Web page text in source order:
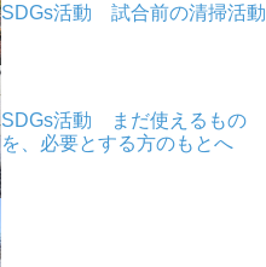
SDGs活動 試合前の清掃活動
SDGs活動 まだ使えるもの
を、必要とする方のもとへ